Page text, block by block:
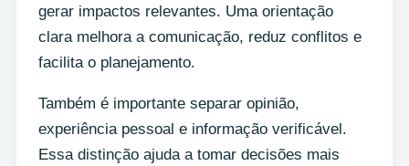
gerar impactos relevantes. Uma orientação
clara melhora a comunicação, reduz conflitos e
facilita o planejamento.
Também é importante separar opinião,
experiência pessoal e informação verificável.
Essa distinção ajuda a tomar decisões mais